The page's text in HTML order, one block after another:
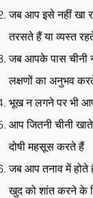
जब आप इसे नहीं खा
तरसते हैं या व्यस्त
जब आपके पास चीनी
लक्षणों का अनुभव
भूख न लगने पर भी
आप जितनी चीनी
दोषी महसूस करते हैं
जब आप तनाव में होते
खुद को शांत करने के